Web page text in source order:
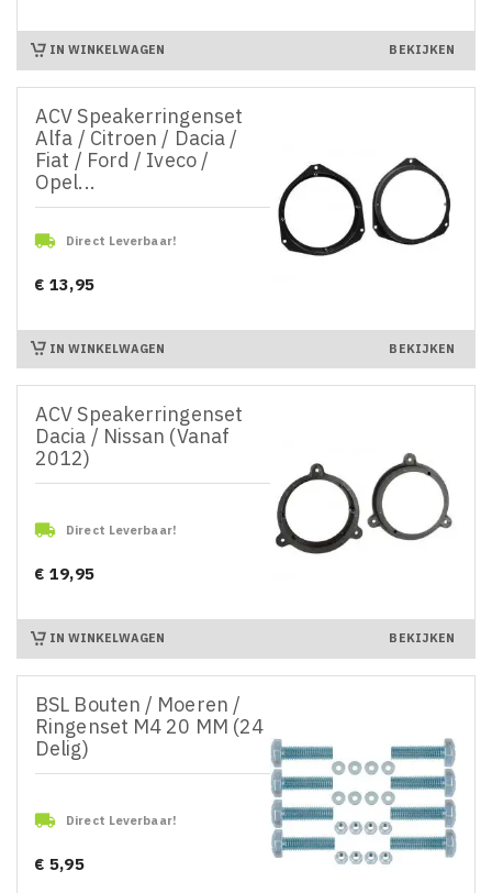
IN WINKELWAGEN BEKIJKEN
ACV Speakerringenset
Alfa / Citroen / Dacia /
Fiat / Ford / Iveco /
Opel...
 Direct Leverbaar!
Prijs
€ 13,95
IN WINKELWAGEN BEKIJKEN
ACV Speakerringenset
Dacia / Nissan (Vanaf
2012)
 Direct Leverbaar!
Prijs
€ 19,95
IN WINKELWAGEN BEKIJKEN
BSL Bouten / Moeren /
Ringenset M4 20 MM (24
Delig)
 Direct Leverbaar!
Prijs
€ 5,95